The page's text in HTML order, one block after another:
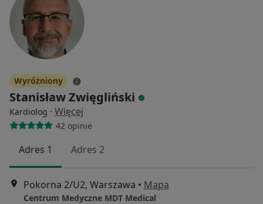
Wyróżniony
Stanisław Zwięgliński
Kardiolog · Więcej
42 opinie
Adres 1 Adres 2
Pokorna 2/U2, Warszawa • Mapa
Centrum Medyczne MDT Medical